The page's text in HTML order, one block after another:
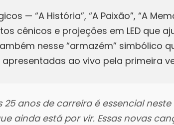
— “A História”, “A Paixão”, “A
cênicos e projeções em LED que
nesse “armazém” simbólico
apresentadas ao vivo pela primeira
anos de carreira é essencial
ainda está por vir. Essas novas